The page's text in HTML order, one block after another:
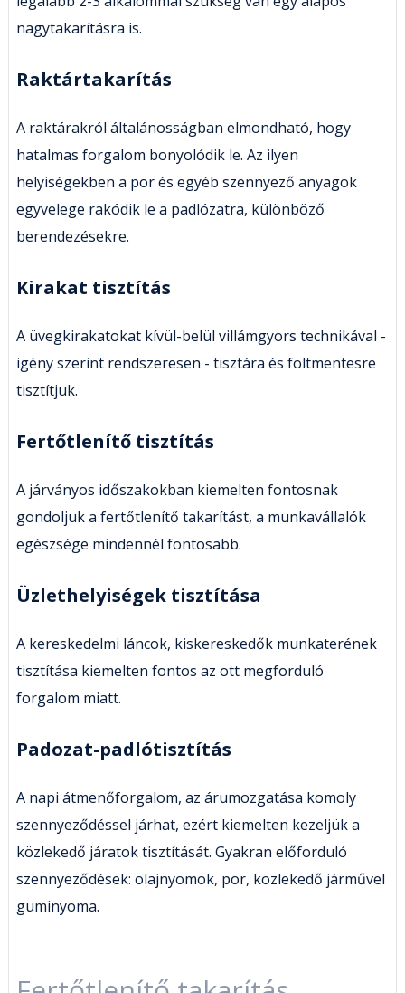
nagytakarításra is.
Raktártakarítás
A raktárakról általánosságban elmondható, hogy
hatalmas forgalom bonyolódik le. Az ilyen
helyiségekben a por és egyéb szennyező anyagok
egyvelege rakódik le a padlózatra, különböző
berendezésekre.
Kirakat tisztítás
A üvegkirakatokat kívül-belül villámgyors technikával -
igény szerint rendszeresen - tisztára és foltmentesre
tisztítjuk.
Fertőtlenítő tisztítás
A járványos időszakokban kiemelten fontosnak
gondoljuk a fertőtlenítő takarítást, a munkavállalók
egészsége mindennél fontosabb.
Üzlethelyiségek tisztítása
A kereskedelmi láncok, kiskereskedők munkaterének
tisztítása kiemelten fontos az ott megforduló
forgalom miatt.
Padozat-padlótisztítás
A napi átmenőforgalom, az árumozgatása komoly
szennyeződéssel járhat, ezért kiemelten kezeljük a
közlekedő járatok tisztítását. Gyakran előforduló
szennyeződések: olajnyomok, por, közlekedő járművel
guminyoma.